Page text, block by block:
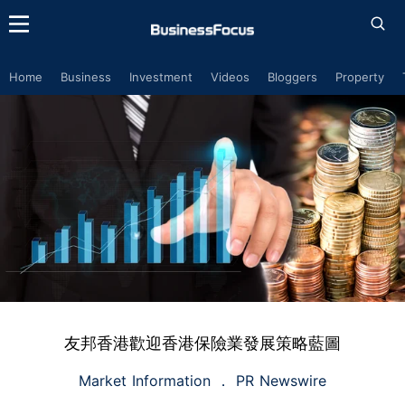
Home Business Investment Videos Bloggers Property
友邦香港歡迎香港保險業發展策略藍圖
Market Information PR Newswire